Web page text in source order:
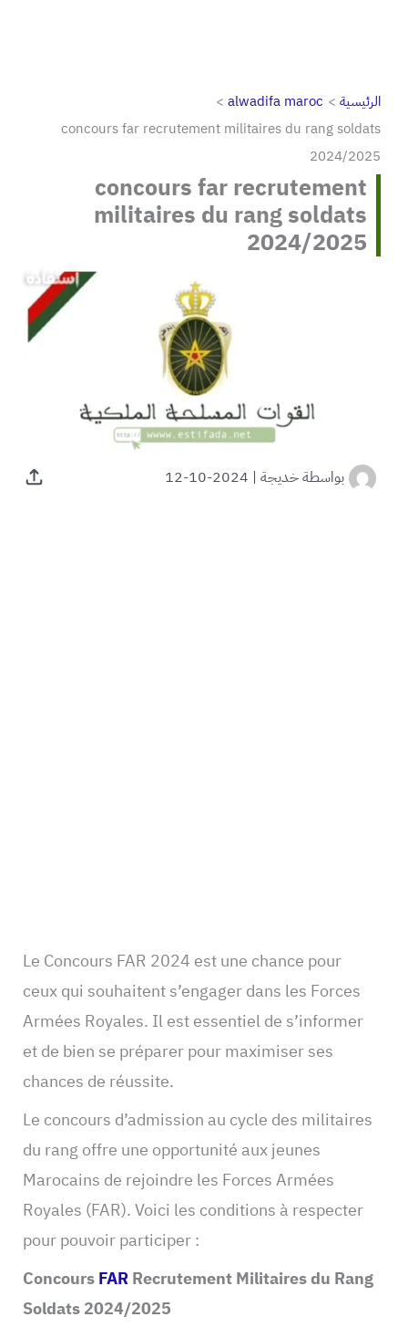
الرئيسية
alwadifa maroc
concours far recrutement militaires du rang soldats
2024/2025
concours far recrutement
militaires du rang soldats
2024/2025
بواسطةخديجة |
2024-10-12
Le Concours FAR 2024 est une chance pour
ceux qui souhaitent s’engager dans les Forces
Armées Royales. Il est essentiel de s’informer
et de bien se préparer pour maximiser ses
chances de réussite.
Le concours d’admission au cycle des militaires
du rang offre une opportunité aux jeunes
Marocains de rejoindre les Forces Armées
Royales (FAR). Voici les conditions à respecter
pour pouvoir participer :
ConcoursFARRecrutement Militaires du Rang
Soldats 2024/2025